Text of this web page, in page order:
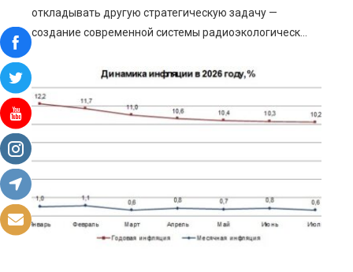
откладывать другую стратегическую задачу —
создание современной системы радиоэкологическ...